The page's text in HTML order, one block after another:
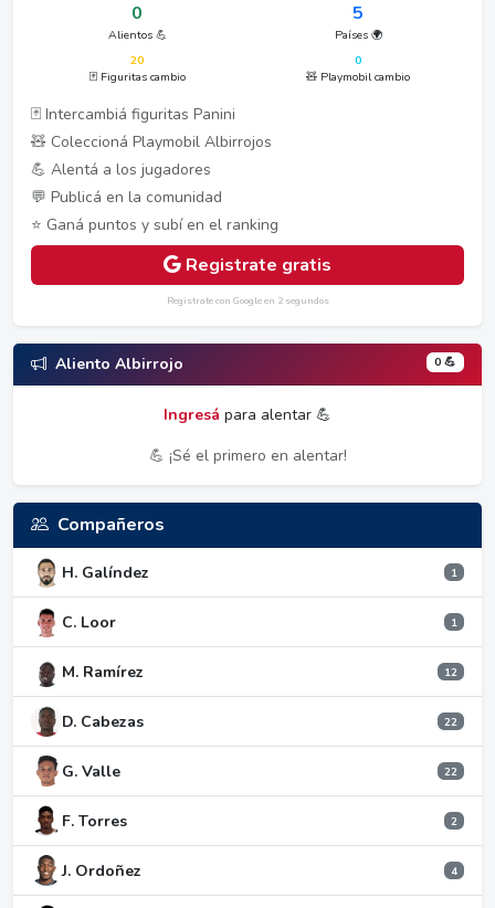
0
Alientos 💪
5
Países 🌍
20
🃏 Figuritas cambio
0
🧸 Playmobil cambio
🃏 Intercambiá figuritas Panini
🧸 Coleccioná Playmobil Albirrojos
💪 Alentá a los jugadores
💬 Publicá en la comunidad
⭐ Ganá puntos y subí en el ranking
Registrate gratis
Registrate con Google en 2 segundos
Aliento Albirrojo 0 💪
Ingresá para alentar 💪
💪 ¡Sé el primero en alentar!
Compañeros
H. Galíndez 1
C. Loor 1
M. Ramírez 12
D. Cabezas 22
G. Valle 22
F. Torres 2
J. Ordoñez 4